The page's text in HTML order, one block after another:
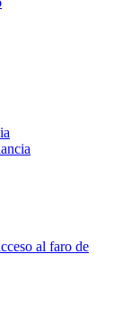
al faro de